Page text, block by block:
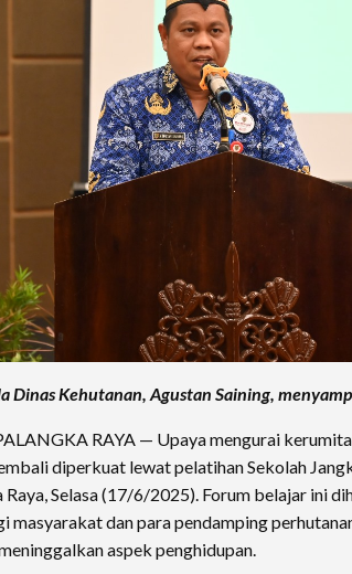
Dinas Kehutanan, Agustan Saining,
RAYA — Upaya mengurai
diperkuat lewat pelatihan Sekolah
Raya, Selasa (17/6/2025). Forum belajar ini
masyarakat dan para pendamping
aspek penghidupan.